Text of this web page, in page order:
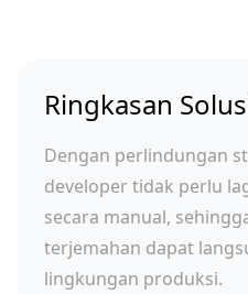
Ringkasan
Dengan perlindungan
developer tidak perlu
secara manual,
terjemahan dapat
lingkungan produksi.